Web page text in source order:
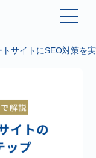
トサイトにSEO対策を